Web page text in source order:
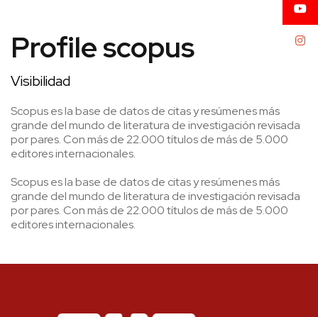
Profile scopus
Visibilidad
Scopus es la base de datos de citas y resúmenes más
grande del mundo de literatura de investigación revisada
por pares. Con más de 22.000 títulos de más de 5.000
editores internacionales.
Scopus es la base de datos de citas y resúmenes más
grande del mundo de literatura de investigación revisada
por pares. Con más de 22.000 títulos de más de 5.000
editores internacionales.